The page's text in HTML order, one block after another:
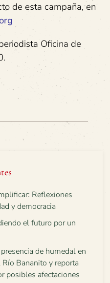
de esta campaña, en
Oficina de
Reflexiones
y democracia
el futuro por un
de humedal en
Bananito y reporta
posibles afectaciones